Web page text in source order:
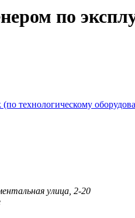
по
технологическому
улица, 2-20